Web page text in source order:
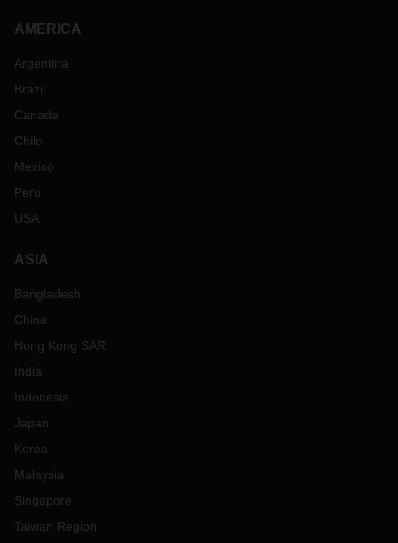
AMERICA
Argentina
Brazil
Canada
Chile
Mexico
Peru
USA
ASIA
Bangladesh
China
Hong Kong SAR
India
Indonesia
Japan
Korea
Malaysia
Singapore
Taiwan Region